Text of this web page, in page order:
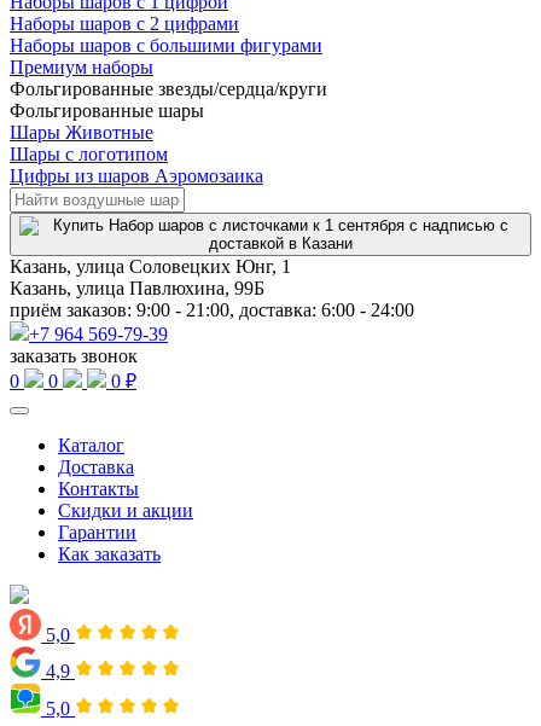
Наборы шаров с 2 цифрами
Наборы шаров с большими фигурами
Премиум наборы
Фольгированные звезды/сердца/круги
Фольгированные шары
Шары Животные
Шары с логотипом
Цифры из шаров Аэромозаика
Казань, улица Соловецких Юнг, 1
Казань, улица Павлюхина, 99Б
приём заказов: 9:00 - 21:00, доставка: 6:00 - 24:00
+7 964 569-79-39
заказать звонок
0
0 0 ₽
Каталог
Доставка
Контакты
Скидки и акции
Гарантии
Как заказать
5,0
4,9
5,0